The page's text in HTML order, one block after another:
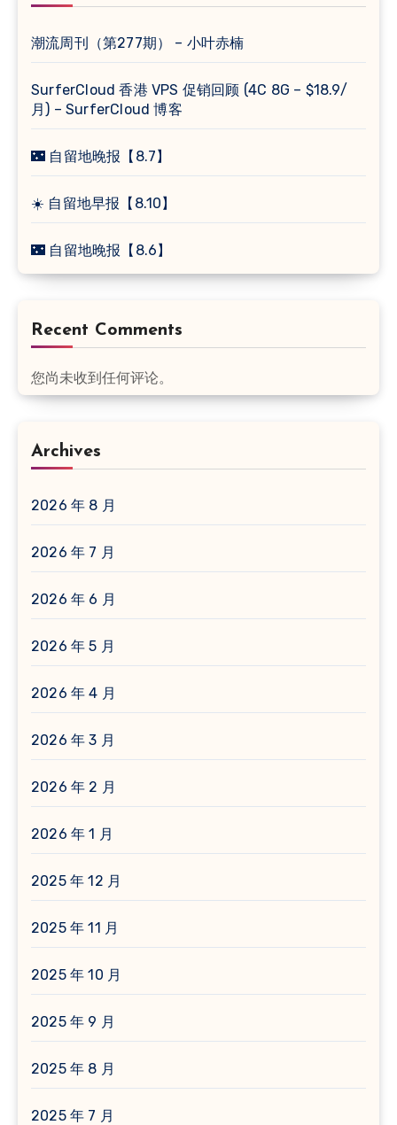
潮流周刊（第277期） – 小叶赤楠
SurferCloud 香港 VPS 促销回顾 (4C 8G – $18.9/
月) – SurferCloud 博客
🌃 自留地晚报【8.7】
☀️ 自留地早报【8.10】
🌃 自留地晚报【8.6】
Recent Comments
您尚未收到任何评论。
Archives
2026 年 8 月
2026 年 7 月
2026 年 6 月
2026 年 5 月
2026 年 4 月
2026 年 3 月
2026 年 2 月
2026 年 1 月
2025 年 12 月
2025 年 11 月
2025 年 10 月
2025 年 9 月
2025 年 8 月
2025 年 7 月